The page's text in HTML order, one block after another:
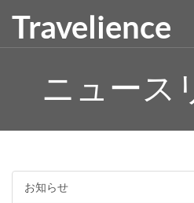
Travelience
ニュース
お知らせ